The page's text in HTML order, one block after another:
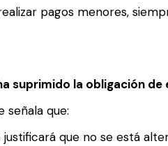
pagos menores,
suprimido la obligación de
señala que:
justificará que no se está